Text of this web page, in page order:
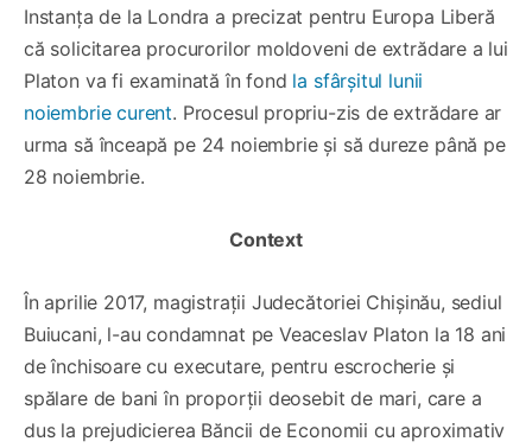
Instanța de la Londra a precizat pentru Europa Liberă
că solicitarea procurorilor moldoveni de extrădare a lui
Platon va fi examinată în fond la sfârșitul lunii
noiembrie curent. Procesul propriu-zis de extrădare ar
urma să înceapă pe 24 noiembrie și să dureze până pe
28 noiembrie.
Context
În aprilie 2017, magistrații Judecătoriei Chișinău, sediul
Buiucani, l-au condamnat pe Veaceslav Platon la 18 ani
de închisoare cu executare, pentru escrocherie și
spălare de bani în proporții deosebit de mari, care a
dus la prejudicierea Băncii de Economii cu aproximativ